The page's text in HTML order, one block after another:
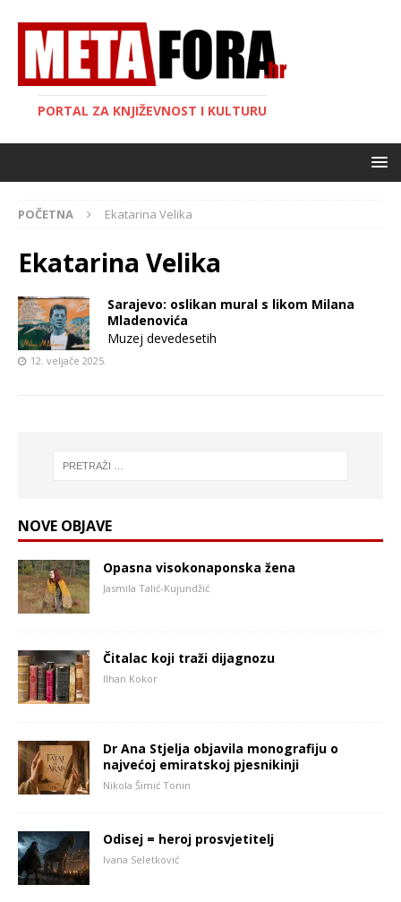
PORTAL ZA KNJIŽEVNOST I KULTURU
POČETNA Ekatarina Velika
Ekatarina Velika
Sarajevo: oslikan mural s likom Milana
Mladenovića
Muzej devedesetih
12. veljače 2025.
NOVE OBJAVE
Opasna visokonaponska žena
Jasmila Talić-Kujundžić
Čitalac koji traži dijagnozu
Ilhan Kokor
Dr Ana Stjelja objavila monografiju o
najvećoj emiratskoj pjesnikinji
Nikola Šimić Tonin
Odisej = heroj prosvjetitelj
Ivana Seletković